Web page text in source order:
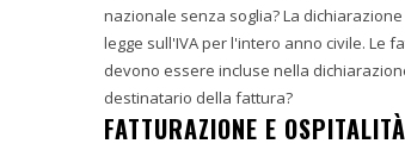
nazionale senza soglia? La
legge sull'IVA per l'intero anno civile. Le fatture che non includono l'IVA trasmessa
devono essere incluse nella
destinatario della fattura?
FATTURAZIONE E